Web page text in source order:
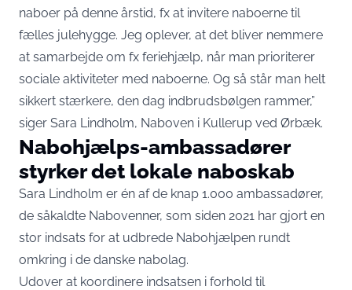
naboer på denne årstid, fx at invitere naboerne til
fælles julehygge. Jeg oplever, at det bliver nemmere
at samarbejde om fx feriehjælp, når man prioriterer
sociale aktiviteter med naboerne. Og så står man helt
sikkert stærkere, den dag indbrudsbølgen rammer,”
siger Sara Lindholm, Naboven i Kullerup ved Ørbæk.
Nabohjælps-ambassadører
styrker det lokale naboskab
Sara Lindholm er én af de knap 1.000 ambassadører,
de såkaldte Nabovenner, som siden 2021 har gjort en
stor indsats for at udbrede Nabohjælpen rundt
omkring i de danske nabolag.
Udover at koordinere indsatsen i forhold til